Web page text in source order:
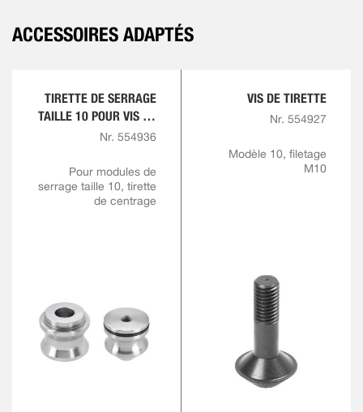
ACCESSOIRES ADAPTÉS
TIRETTE DE SERRAGE
TAILLE 10 POUR VIS DE
TIRETTE M10
Nr. 554936
Pour modules de
serrage taille 10, tirette
de centrage
VIS DE TIRETTE
Nr. 554927
Modèle 10, filetage
M10